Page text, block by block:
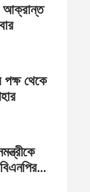
আক্রান্ত
পক্ষ থেকে